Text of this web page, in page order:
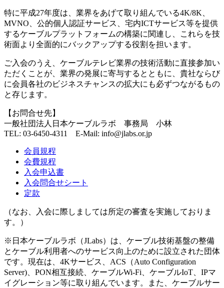
特に平成27年度は、業界をあげて取り組んでいる4K/8K、
MVNO、公的個人認証サービス、宅内ICTサービス等を提供
するケーブルプラットフォームの構築に関連し、これらを技
術面より全面的にバックアップする役割を担います。
ご入会のうえ、ケーブルテレビ業界の技術活動に直接参加い
ただくことが、業界の発展に寄与するとともに、貴社ならび
に会員各社のビジネスチャンスの拡大にも必ずつながるもの
と存じます。
【お問合せ先】
一般社団法人日本ケーブルラボ 事務局 小林
TEL: 03-6450-4311 E-Mail: info@jlabs.or.jp
会員規程
会費規程
入会申込書
入会問合せシート
定款
（なお、入会に際しましては所定の審査を実施しておりま
す。）
※日本ケーブルラボ（JLabs）は、ケーブル技術基盤の整備
とケーブル利用者へのサービス向上のために設立された団体
です。現在は、4Kサービス、ACS（Auto Configuration
Server)、PON相互接続、ケーブルWi-Fi、ケーブルIoT、IPマ
イグレーション等に取り組んでいます。また、ケーブルサー